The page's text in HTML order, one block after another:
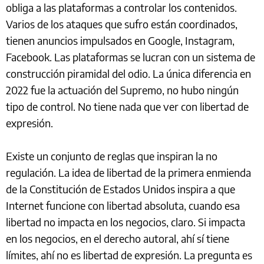
obliga a las plataformas a controlar los contenidos.
Varios de los ataques que sufro están coordinados,
tienen anuncios impulsados en Google, Instagram,
Facebook. Las plataformas se lucran con un sistema de
construcción piramidal del odio. La única diferencia en
2022 fue la actuación del Supremo, no hubo ningún
tipo de control. No tiene nada que ver con libertad de
expresión.
Existe un conjunto de reglas que inspiran la no
regulación. La idea de libertad de la primera enmienda
de la Constitución de Estados Unidos inspira a que
Internet funcione con libertad absoluta, cuando esa
libertad no impacta en los negocios, claro. Si impacta
en los negocios, en el derecho autoral, ahí sí tiene
límites, ahí no es libertad de expresión. La pregunta es